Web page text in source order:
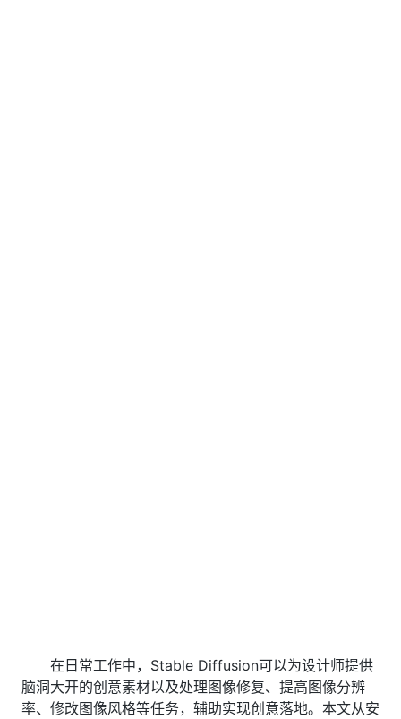
在日常工作中，Stable Diffusion可以为设计师提供
脑洞大开的创意素材以及处理图像修复、提高图像分辨
率、修改图像风格等任务，辅助实现创意落地。本文从安